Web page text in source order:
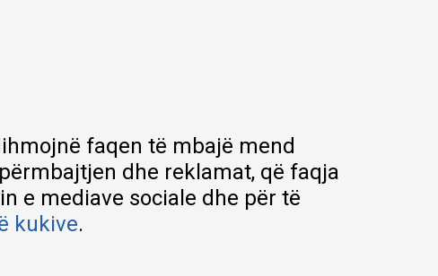
faqen të mbajë mend
dhe reklamat, që faqja
e mediave sociale dhe për të
kukive.